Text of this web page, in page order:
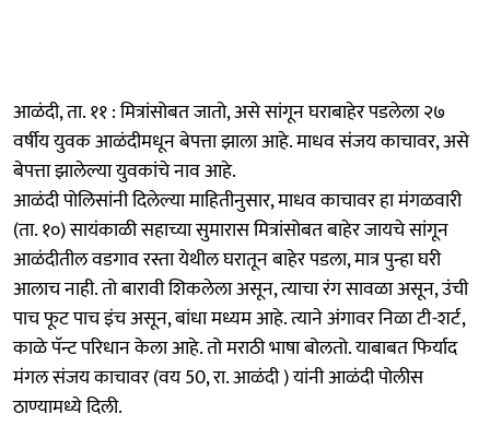
आळंदी, ता. ११ : मित्रांसोबत जातो, असे सांगून घराबाहेर पडलेला २७
वर्षीय युवक आळंदीमधून बेपत्ता झाला आहे. माधव संजय काचावर, असे
बेपत्ता झालेल्या युवकांचे नाव आहे.
आळंदी पोलिसांनी दिलेल्या माहितीनुसार, माधव काचावर हा मंगळवारी
(ता. १०) सायंकाळी सहाच्या सुमारास मित्रांसोबत बाहेर जायचे सांगून
आळंदीतील वडगाव रस्ता येथील घरातून बाहेर पडला, मात्र पुन्हा घरी
आलाच नाही. तो बारावी शिकलेला असून, त्याचा रंग सावळा असून, उंची
पाच फूट पाच इंच असून, बांधा मध्यम आहे. त्याने अंगावर निळा टी-शर्ट,
काळे पॅन्ट परिधान केला आहे. तो मराठी भाषा बोलतो. याबाबत फिर्याद
मंगल संजय काचावर (वय 50, रा. आळंदी ) यांनी आळंदी पोलीस
ठाण्यामध्ये दिली.